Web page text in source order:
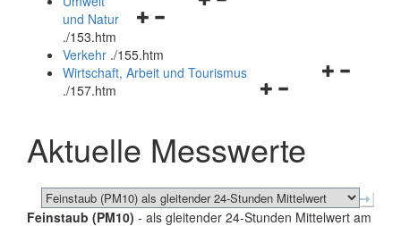
Navigationsmenü
und
schließen
und Natur
./153.htm
Verkehr ./155.htm
Navigationsmenü
schließen
Wirtschaft, Arbeit und Tourismus
./157.htm
Aktuelle Messwerte
Feinstaub (PM10) - als gleitender 24-Stunden Mittelwert am